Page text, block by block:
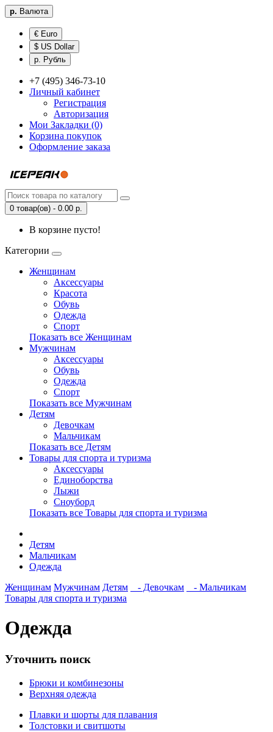
р. Валюта
€ Euro
$ US Dollar
р. Рубль
+7 (495) 346-73-10
Личный кабинет
Регистрация
Авторизация
Мои Закладки (0)
Корзина покупок
Оформление заказа
0 товар(ов) - 0.00 р.
В корзине пусто!
Категории
Женщинам
Аксессуары
Красота
Обувь
Одежда
Спорт
Показать все Женщинам
Мужчинам
Аксессуары
Обувь
Одежда
Спорт
Показать все Мужчинам
Детям
Девочкам
Мальчикам
Показать все Детям
Товары для спорта и туризма
Аксессуары
Единоборства
Лыжи
Сноуборд
Показать все Товары для спорта и туризма
Детям
Мальчикам
Одежда
Женщинам Мужчинам Детям - Девочкам
- Мальчикам
Товары для спорта и туризма
Одежда
Уточнить поиск
Брюки и комбинезоны
Верхняя одежда
Плавки и шорты для плавания
Толстовки и свитшоты